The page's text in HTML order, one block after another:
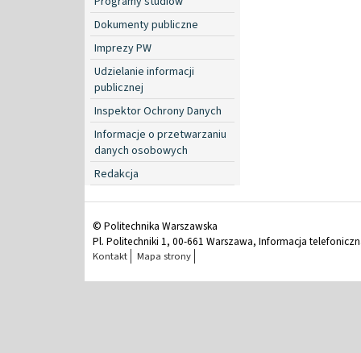
Dokumenty publiczne
Imprezy PW
Udzielanie informacji
publicznej
Inspektor Ochrony Danych
Informacje o przetwarzaniu
danych osobowych
Redakcja
© Politechnika Warszawska
Pl. Politechniki 1, 00-661 Warszawa, Informacja
Kontakt Mapa strony